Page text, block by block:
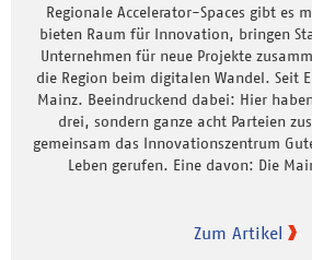
Regionale Accelerator-Spaces gibt es
bieten Raum für Innovation, bringen
Unternehmen für neue Projekte
die Region beim digitalen Wandel. Seit
Mainz. Beeindruckend dabei: Hier
drei, sondern ganze acht Parteien
gemeinsam das Innovationszentrum
Leben gerufen. Eine davon: Die
Zum Artikel